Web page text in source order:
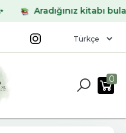
Aradığınız kitabı
0